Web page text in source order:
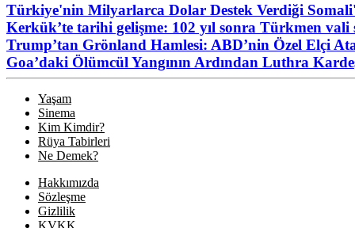
Türkiye'nin Milyarlarca Dolar Destek Verdiği
Kerkük’te tarihi gelişme: 102 yıl sonra Türkmen vali
Trump’tan Grönland Hamlesi: ABD’nin Özel Elçi
Goa’daki Ölümcül Yangının Ardından Luthra
Yaşam
Sinema
Kim Kimdir?
Rüya Tabirleri
Ne Demek?
Hakkımızda
Sözleşme
Gizlilik
KVKK